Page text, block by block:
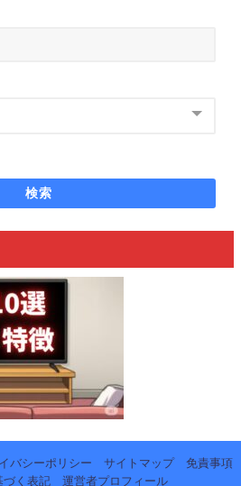
検索
バシーポリシー サイトマップ
免責事項
づく表記
運営者プロフィール